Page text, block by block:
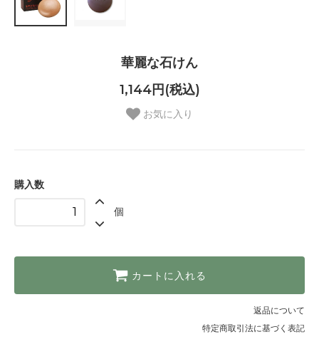
華麗な石けん
1,144円(税込)
お気に入り
購入数
個
カートに入れる
返品について
特定商取引法に基づく表記